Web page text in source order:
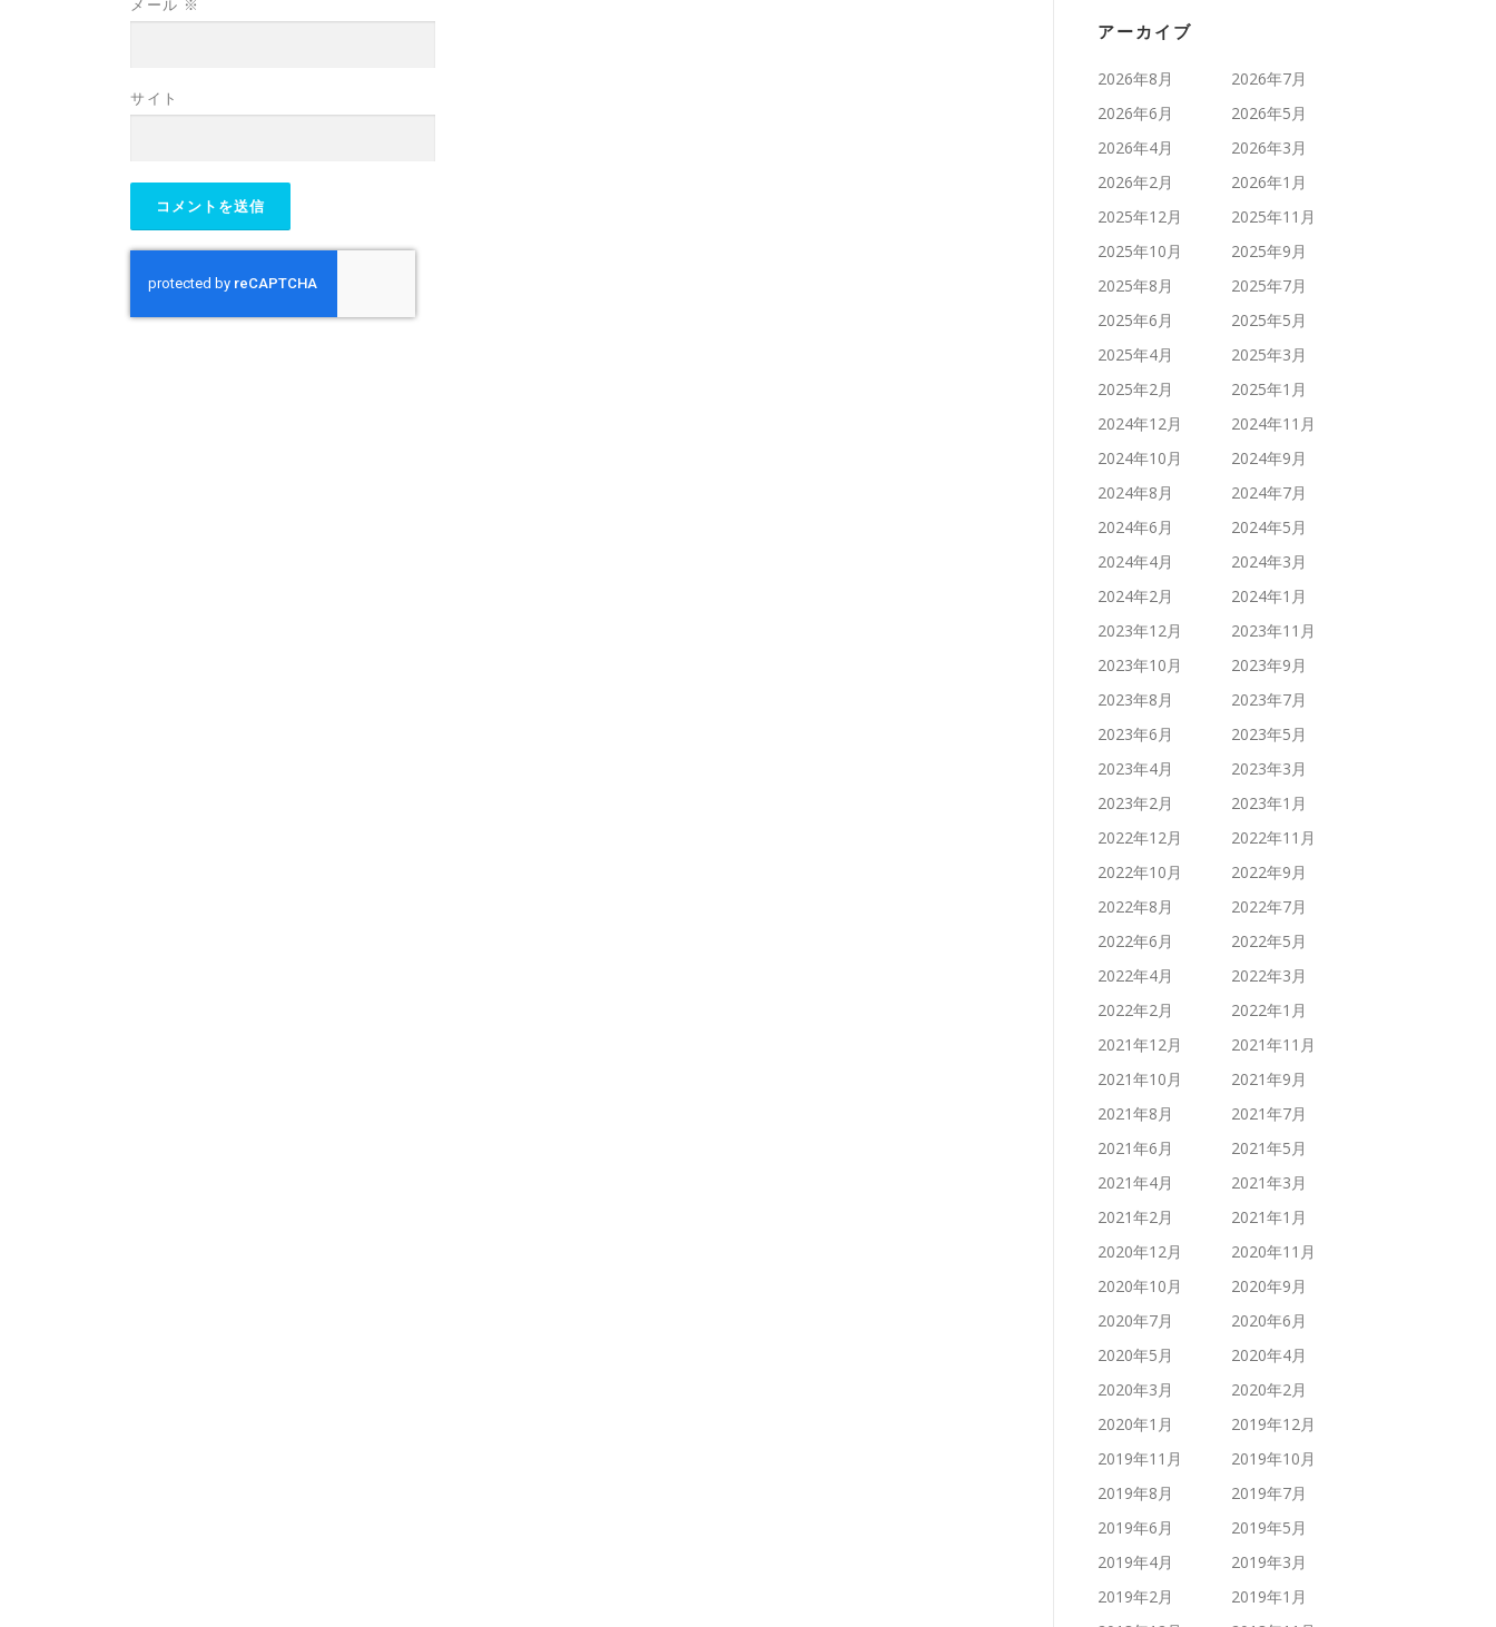
メール ※
サイト
アーカイブ
2026年8月
2026年7月
2026年6月
2026年5月
2026年4月
2026年3月
2026年2月
2026年1月
2025年12月
2025年11月
2025年10月
2025年9月
2025年8月
2025年7月
2025年6月
2025年5月
2025年4月
2025年3月
2025年2月
2025年1月
2024年12月
2024年11月
2024年10月
2024年9月
2024年8月
2024年7月
2024年6月
2024年5月
2024年4月
2024年3月
2024年2月
2024年1月
2023年12月
2023年11月
2023年10月
2023年9月
2023年8月
2023年7月
2023年6月
2023年5月
2023年4月
2023年3月
2023年2月
2023年1月
2022年12月
2022年11月
2022年10月
2022年9月
2022年8月
2022年7月
2022年6月
2022年5月
2022年4月
2022年3月
2022年2月
2022年1月
2021年12月
2021年11月
2021年10月
2021年9月
2021年8月
2021年7月
2021年6月
2021年5月
2021年4月
2021年3月
2021年2月
2021年1月
2020年12月
2020年11月
2020年10月
2020年9月
2020年7月
2020年6月
2020年5月
2020年4月
2020年3月
2020年2月
2020年1月
2019年12月
2019年11月
2019年10月
2019年8月
2019年7月
2019年6月
2019年5月
2019年4月
2019年3月
2019年2月
2019年1月